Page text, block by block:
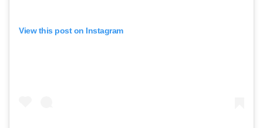
View this post on Instagram